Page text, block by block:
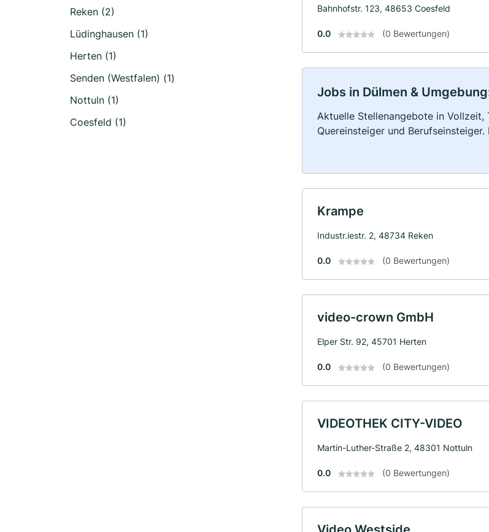
Reken (2)
Lüdinghausen (1)
Herten (1)
Senden (Westfalen) (1)
Nottuln (1)
Coesfeld (1)
Bahnhofstr. 123, 48653 Coesfeld
0.0 (0 Bewertungen)
Jobs in Dülmen &
Aktuelle Stellenangebote in
Quereinsteiger und
Krampe
Industr.iestr. 2, 48734 Reken
0.0 (0 Bewertungen)
video-crown GmbH
Elper Str. 92, 45701 Herten
0.0 (0 Bewertungen)
VIDEOTHEK CITY-VIDEO
Martin-Luther-Straße 2, 48301 Nottuln
0.0 (0 Bewertungen)